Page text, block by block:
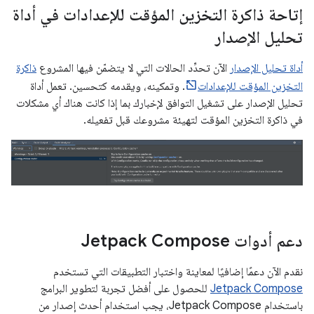
إتاحة ذاكرة التخزين المؤقت للإعدادات في أداة
تحليل الإصدار
أداة تحليل الإصدار الآن تحدِّد الحالات التي لا يتضمّن فيها المشروع ذاكرة
التخزين المؤقت للإعدادات
. وتمكينه، ويقدمه كتحسين. تعمل أداة
تحليل الإصدار على تشغيل التوافق لإخبارك بما إذا كانت هناك أي مشكلات
في ذاكرة التخزين المؤقت لتهيئة مشروعك قبل تفعيله.
دعم أدوات Jetpack Compose
نقدم الآن دعمًا إضافيًا لمعاينة واختبار التطبيقات التي تستخدم
Jetpack Compose للحصول على أفضل تجربة لتطوير البرامج
باستخدام Jetpack Compose، يجب استخدام أحدث إصدار من